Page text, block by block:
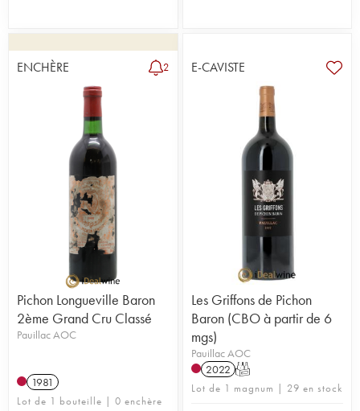
ENCHÈRE 2
Pichon Longueville Baron
2ème Grand Cru Classé
Pauillac AOC
1981
Lot de 1 bouteille | 0 enchère
E-CAVISTE
Les Griffons de Pichon
Baron (CBO à partir de 6
mgs)
Pauillac AOC
2022 T
Lot de 1 magnum | 29 en stock